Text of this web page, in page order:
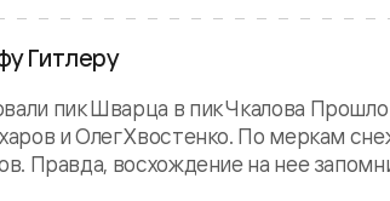
Гитлеру
пик Шварца в пик Чкалова
и Олег Хвостенко. По меркам
Правда, восхождение на нее